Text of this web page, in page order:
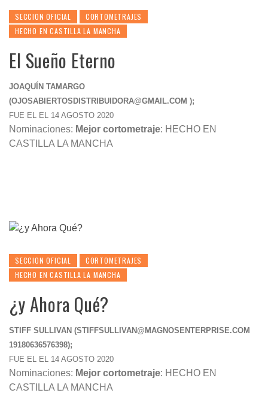
SECCION OFICIAL
CORTOMETRAJES
HECHO EN CASTILLA LA MANCHA
El Sueño Eterno
JOAQUÍN TAMARGO
(OJOSABIERTOSDISTRIBUIDORA@GMAIL.COM );
FUE EL EL 14 AGOSTO 2020
Nominaciones: Mejor cortometraje: HECHO EN
CASTILLA LA MANCHA
SECCION OFICIAL
CORTOMETRAJES
HECHO EN CASTILLA LA MANCHA
¿y Ahora Qué?
STIFF SULLIVAN (STIFFSULLIVAN@MAGNOSENTERPRISE.COM
19180636576398);
FUE EL EL 14 AGOSTO 2020
Nominaciones: Mejor cortometraje: HECHO EN
CASTILLA LA MANCHA